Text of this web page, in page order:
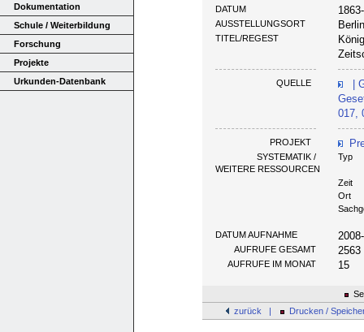
Dokumentation
Schule / Weiterbildung
Forschung
Projekte
Urkunden-Datenbank
DATUM
AUSSTELLUNGSORT
TITEL/REGEST
QUELLE
|
017,
PROJEKT
SYSTEMATIK /
WEITERE RESSOURCEN
Typ
Zeit
Ort
DATUM AUFNAHME
AUFRUFE GESAMT 2563
AUFRUFE IM MONAT 15
zurück |
Drucken /